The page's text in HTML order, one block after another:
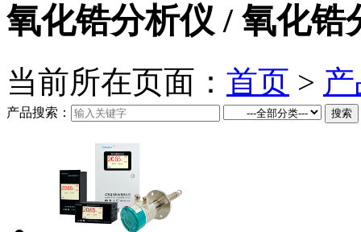
氧化锆分析仪 / 氧化锆
当前所在页面： 首页 >
产品搜索：